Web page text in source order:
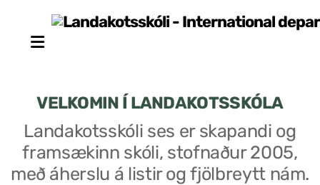
VELKOMIN Í LANDAKOTSSKÓLA
Landakotsskóli ses er skapandi og
framsækinn skóli, stofnaður 2005,
með áherslu á listir og fjölbreytt nám.
Stjórn sjálfseignarstofnunar